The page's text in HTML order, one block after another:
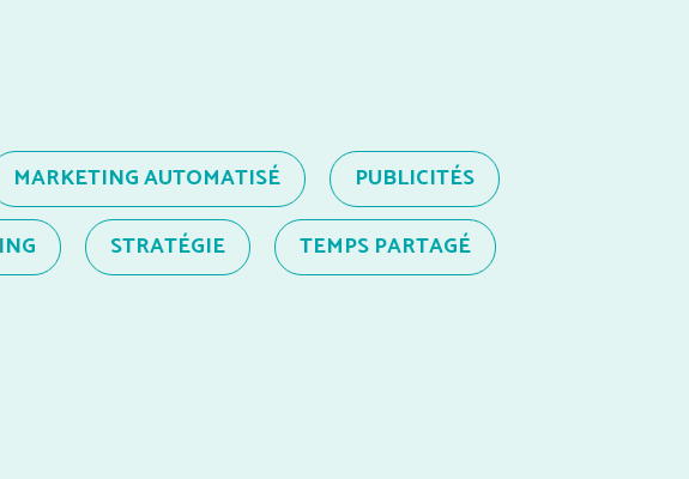
MARKETING AUTOMATISÉ
PUBLICITÉS
STRATÉGIE TEMPS PARTAGÉ